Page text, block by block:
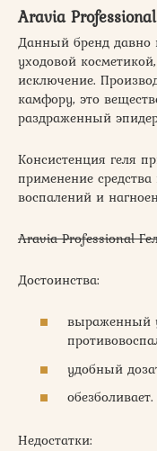
Aravia
Данный бренд давно
уходовой
исключение.
камфору, это
раздраженный
Консистенция геля
применение
воспалений и
Aravia Professional
Достоинства:
выраженный
удобный
обезболивает.
Недостатки: